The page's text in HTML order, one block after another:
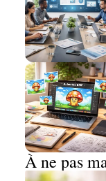
À ne pas